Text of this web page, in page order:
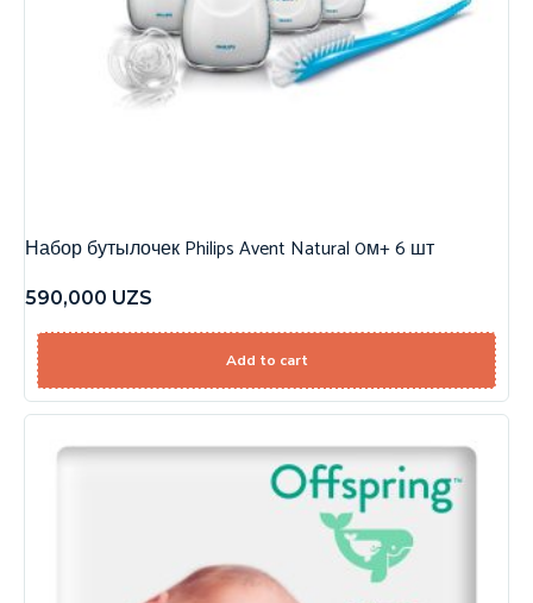
Набор бутылочек Philips Avent Natural 0м+ 6 шт
590,000 UZS
Add to cart